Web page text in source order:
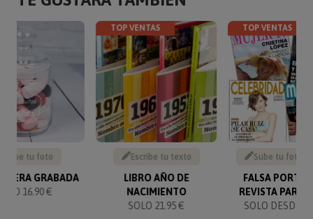
Sube tu foto
GRABADA
16.90 €
TOP VENTAS
Escribe tu texto
LIBRO AÑO DE
NACIMIENTO
SOLO 21.95 €
TOP VENTAS
Sube tu foto y
FALSA
REVISTA PARA
SOLO DESDE